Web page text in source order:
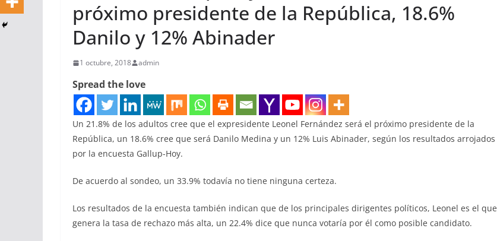
próximo presidente de la República, 18.6%
Danilo y 12% Abinader
1 octubre, 2018 admin
Spread the love
Un 21.8% de los adultos cree que el expresidente Leonel Fernández será el próximo presidente de la
República, un 18.6% cree que será Danilo Medina y un 12% Luis Abinader, según los resultados arrojados
por la encuesta Gallup-Hoy.
De acuerdo al sondeo, un 33.9% todavía no tiene ninguna certeza.
Los resultados de la encuesta también indican que de los principales dirigentes políticos, Leonel es el que
genera la tasa de rechazo más alta, un 22.4% dice que nunca votaría por él como posible candidato.